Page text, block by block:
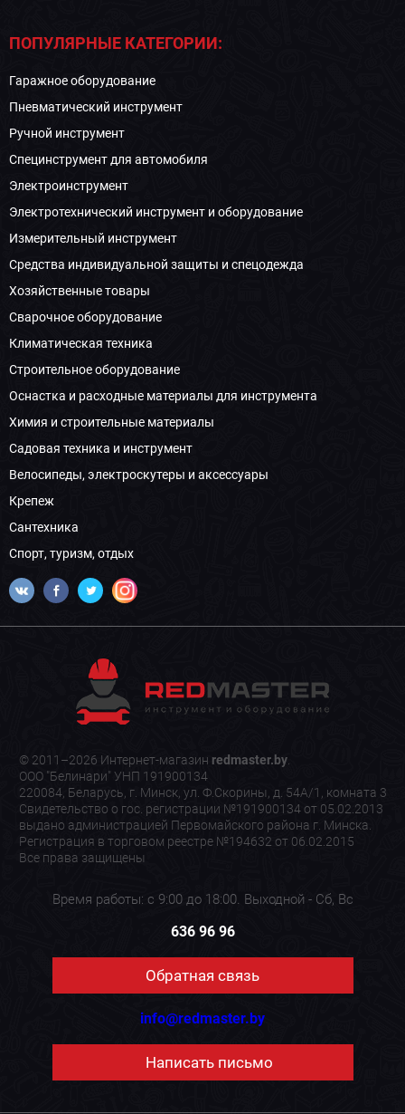
ПОПУЛЯРНЫЕ КАТЕГОРИИ:
Гаражное оборудование
Пневматический инструмент
Ручной инструмент
Специнструмент для автомобиля
Электроинструмент
Электротехнический инструмент и оборудование
Измерительный инструмент
Средства индивидуальной защиты и спецодежда
Хозяйственные товары
Сварочное оборудование
Климатическая техника
Строительное оборудование
Оснастка и расходные материалы для инструмента
Химия и строительные материалы
Садовая техника и инструмент
Велосипеды, электроскутеры и аксессуары
Крепеж
Сантехника
Спорт, туризм, отдых
© 2011–2026 Интернет-магазин redmaster.by.
ООО "Белинари" УНП 191900134
220084, Беларусь, г. Минск, ул. Ф.Скорины, д. 54А/1, комната 3
Свидетельство о гос. регистрации №191900134 от 05.02.2013
выдано администрацией Первомайского района г. Минска.
Регистрация в торговом реестре №194632 от 06.02.2015
Все права защищены
Время работы: с 9:00 до 18:00. Выходной - Сб, Вс
636 96 96
Обратная связь
info@redmaster.by
Написать письмо